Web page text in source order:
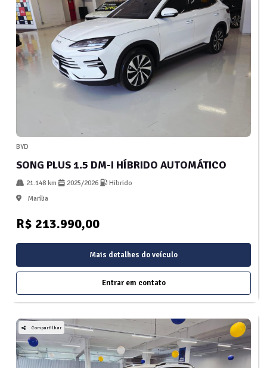
BYD
SONG PLUS 1.5 DM-I HÍBRIDO AUTOMÁTICO
21.148 km 2025/2026
Hibrido
Marília
R$ 213.990,00
Mais detalhes do veículo
Entrar em contato
Compartilhar